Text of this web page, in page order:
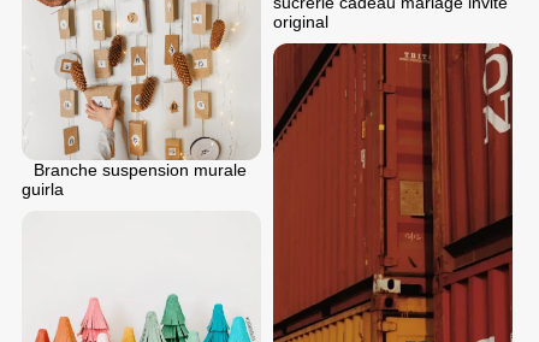
original
Branche suspension murale
guirla